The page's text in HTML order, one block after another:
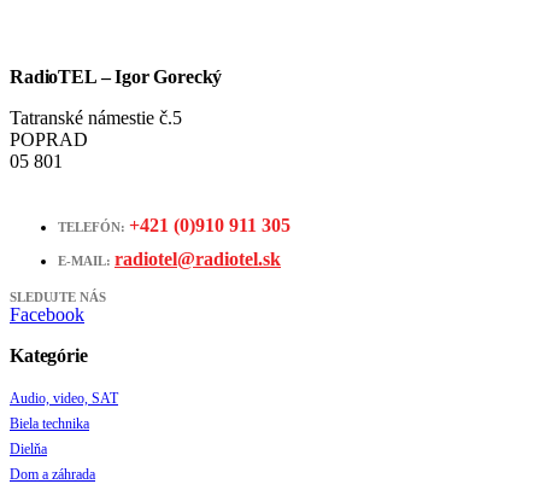
RadioTEL – Igor Gorecký
Tatranské námestie č.5
POPRAD
05 801
TELEFÓN: +421 (0)910 911 305
E-MAIL: radiotel@radiotel.sk
SLEDUJTE NÁS
Facebook
Kategórie
Audio, video, SAT
Biela technika
Dielňa
Dom a záhrada